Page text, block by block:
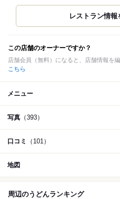
この店舗のオーナーですか？
店舗会員（無料）になると、店舗情報を
こちら
メニュー
写真 （393）
口コミ （101）
地図
周辺のうどんランキング